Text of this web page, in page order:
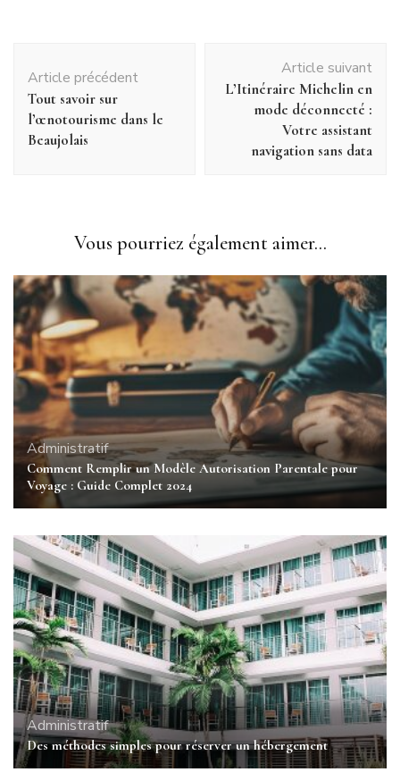
d'article
Article précédent
Tout savoir sur
l’œnotourisme dans le
Beaujolais
Article suivant
L’Itinéraire Michelin en
mode déconnecté :
Votre assistant
navigation sans data
Vous pourriez également aimer...
Administratif
Comment Remplir un Modèle Autorisation Parentale pour
Voyage : Guide Complet 2024
Administratif
Des méthodes simples pour réserver un hébergement